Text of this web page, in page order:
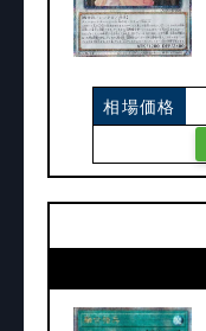
相場価格